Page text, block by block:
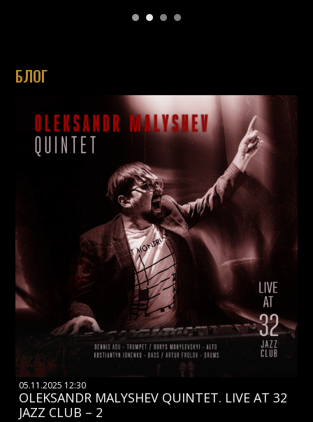
БЛОГ
05.11.2025 12:30
OLEKSANDR MALYSHEV QUINTET. LIVE AT 32
JAZZ CLUB – 2